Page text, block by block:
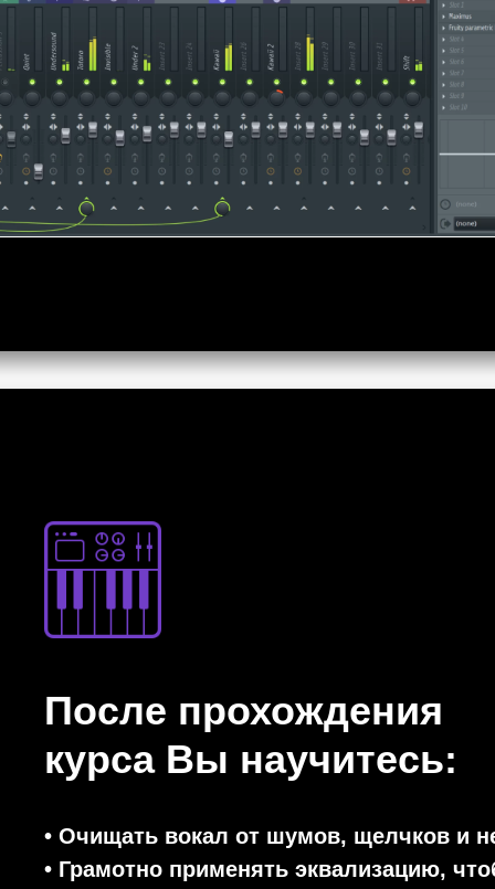
После прохождения
курса Вы научитесь:
• Очищать вокал от шумов, щелчков и
• Грамотно применять эквализацию,